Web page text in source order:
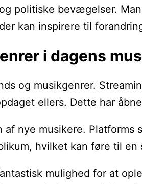
politiske bevægelser.
kan inspirere til
i dagens
og musikgenrer.
ellers. Dette har
nye musikere.
hvilket kan føre til
mulighed for at